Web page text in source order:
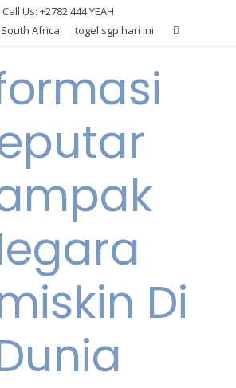
Call Us: +2782 444 YEAH
Africa
togel sgp hari ini
Di